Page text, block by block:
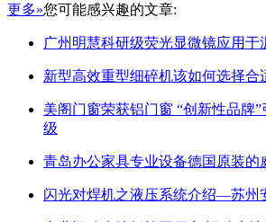
更多»您可能感兴趣的文章:
广州明慧科研级荧光显微镜应用于
新型高效重型细碎机该如何选择合
美阁门窗荣获铝门窗 “创新性品牌
级
青岛办公家具专业设备德国原装的
闪光对焊机之液压系统介绍—苏州